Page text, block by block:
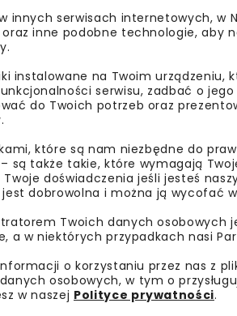
wiedzieć
się do newslettera aby
informacje branżowe,
atrakcyjne oferty i
em się zPolityką Prywatności
zgodę na otrzymywanie na podany
innych serwisach internetowych, w
inne podobne technologie, aby
instalowane na Twoim urządzeniu,
serwisu, zadbać o
do Twoich potrzeb oraz
które są nam niezbędne do
są także takie, które wymagają
doświadczenia jeśli jesteś
dobrowolna i można ją wycofać
Twoich danych osobowych
a w niektórych przypadkach nasi
o korzystaniu przez nas z
osobowych, w tym o
w naszej Polityce prywatności.